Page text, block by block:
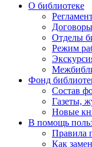
О библиотеке
Договоры
Отделы
Режим
Фонд
Состав
Газеты,
Новые
В помощь
Правила
Как